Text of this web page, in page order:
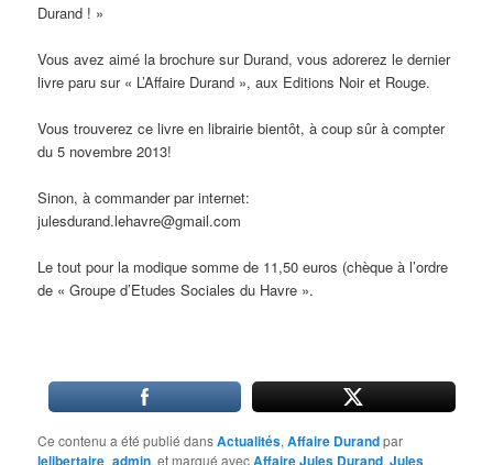
Durand ! »
Vous avez aimé la brochure sur Durand, vous adorerez le dernier
livre paru sur « L’Affaire Durand », aux Editions Noir et Rouge.
Vous trouverez ce livre en librairie bientôt, à coup sûr à compter
du 5 novembre 2013!
Sinon, à commander par internet:
julesdurand.lehavre@gmail.com
Le tout pour la modique somme de 11,50 euros (chèque à l’ordre
de « Groupe d’Etudes Sociales du Havre ».
Ce contenu a été publié dansActualités,Affaire Durandpar
, et marqué avec ,